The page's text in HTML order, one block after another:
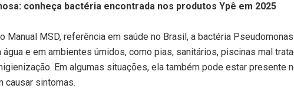
conheça bactéria encontrada nos produtos Ypê em 2025
Manual MSD, referência em saúde no Brasil, a bactéria
água e em ambientes úmidos, como pias, sanitários, piscinas mal
Em algumas situações, ela também pode estar presente
causar sintomas.